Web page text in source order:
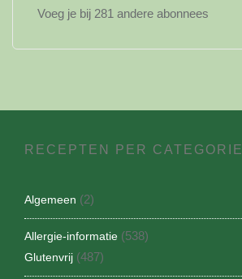
Voeg je bij 281 andere abonnees
RECEPTEN PER CATEGORIE
Algemeen (2)
Allergie-informatie (538)
Glutenvrij (487)